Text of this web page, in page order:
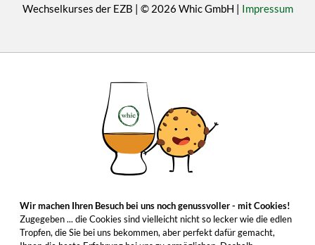
Wechselkurses der EZB | © 2026 Whic GmbH | Impressum
Wir machen Ihren Besuch bei uns noch genussvoller - mit Cookies!
Zugegeben ... die Cookies sind vielleicht nicht so lecker wie die edlen
Tropfen, die Sie bei uns bekommen, aber perfekt dafür gemacht,